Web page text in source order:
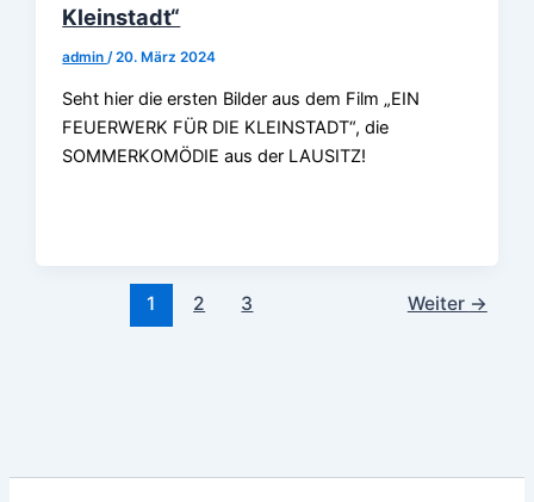
Kleinstadt“
admin /20. März 2024
Seht hier die ersten Bilder aus dem Film „EIN
FEUERWERK FÜR DIE KLEINSTADT“, die
SOMMERKOMÖDIE aus der LAUSITZ!
1 2 3 Weiter →